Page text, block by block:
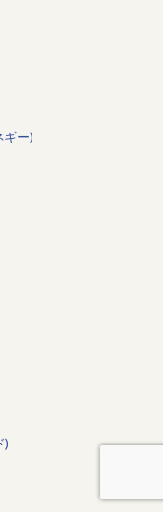
ギー)
)